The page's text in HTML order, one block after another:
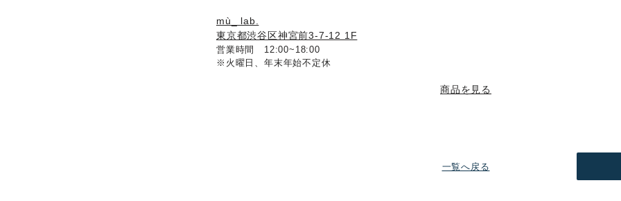
mù_ lab.
東京都渋谷区神宮前3-7-12 1F
営業時間 12:00~18:00
※火曜日、年末年始不定休
商品を見る
一覧へ戻る